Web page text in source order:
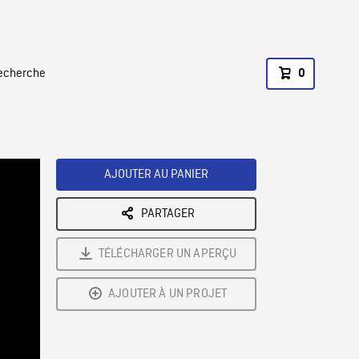
0
AJOUTER AU PANIER
PARTAGER
TÉLÉCHARGER UN APERÇU
AJOUTER À UN PROJET